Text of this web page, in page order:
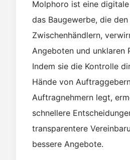
Molphoro ist eine
das Baugewerbe, die
Zwischenhändlern,
Angeboten und unklaren
Indem sie die Kontrolle
Hände von
Auftragnehmern legt,
schnellere
transparentere
bessere Angebote.